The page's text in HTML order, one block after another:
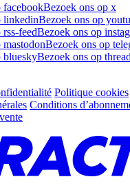
facebookBezoek ons op x
linkedinBezoek ons op
feedBezoek ons op
Bezoek ons op
blueskyBezoek ons op
Politique cookies
Conditions